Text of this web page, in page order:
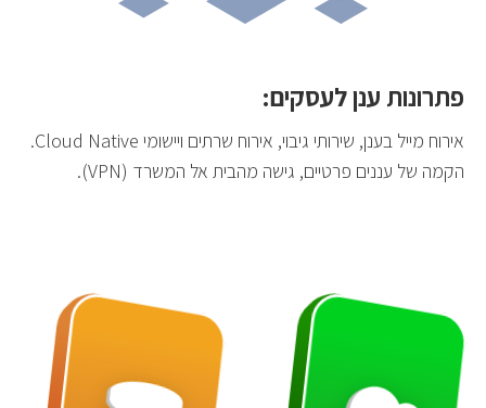
פתרונות ענן לעסקים:
אירוח מייל בענן, שירותי גיבוי, אירוח שרתים ויישומי Cloud Native.
הקמה של עננים פרטיים, גישה מהבית אל המשרד (VPN).